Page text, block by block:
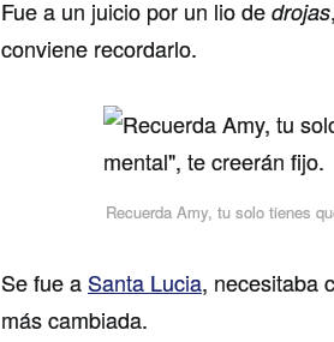
Fue a un juicio por un lio de drojas,
conviene recordarlo.
Recuerda Amy, tu solo tienes
Se fue aSanta Lucia, necesitaba
más cambiada.